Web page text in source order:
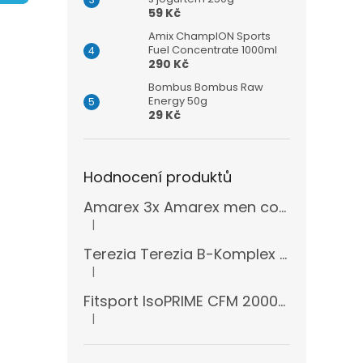
59 Kč
Amix ChampION Sports
Fuel Concentrate 1000ml
290 Kč
Bombus Bombus Raw
Energy 50g
29 Kč
Hodnocení produktů
Amarex 3x Amarex men complex 120 kapslí
Hodnocení produktu je 5 z 5 hvězdiček.
|
Terezia Terezia B-Komplex super forte 100 tablet
Hodnocení produktu je 5 z 5 hvězdiček.
|
Fitsport IsoPRIME CFM 2000g + šejkr
Hodnocení produktu je 5 z 5 hvězdiček.
|